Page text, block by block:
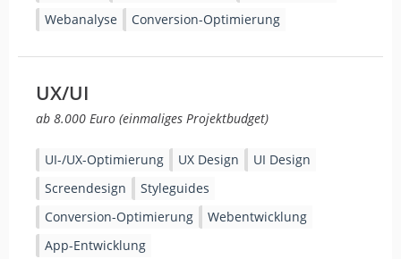
Webanalyse
Conversion-Optimierung
UX/UI
ab 8.000 Euro (einmaliges Projektbudget)
UI-/UX-Optimierung UX Design
UI Design
Screendesign
Styleguides
Conversion-Optimierung
Webentwicklung
App-Entwicklung